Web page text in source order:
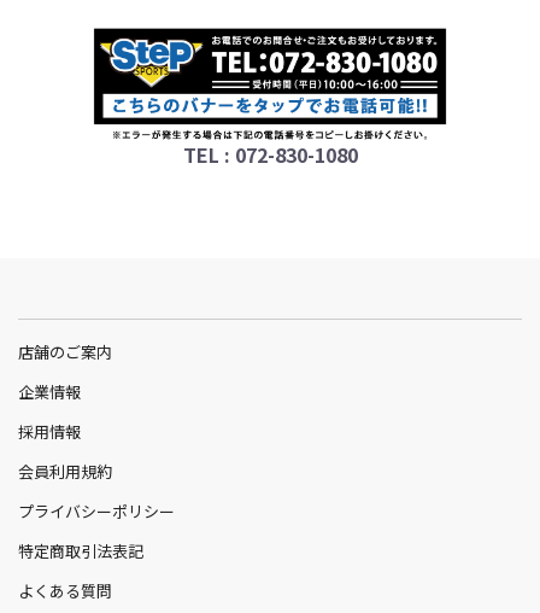
TEL : 072-830-1080
店舗のご案内
企業情報
採用情報
会員利用規約
プライバシーポリシー
特定商取引法表記
よくある質問